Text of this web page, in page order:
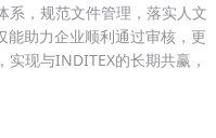
系，规范文件管理，落实人文
能助力企业顺利通过审核，更
现与INDITEX的长期共赢，